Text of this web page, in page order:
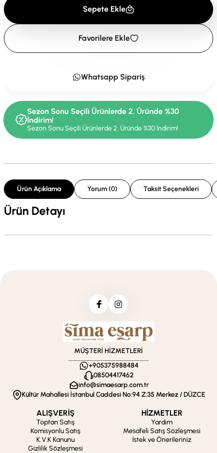
Sepete Ekle
Favorilere Ekle
Whatsapp Sipariş
Sezon Sonu Seçili Ürünlerde 2. Üründe %30
İndirim!
Sezon Sonu Seçili Ürünlerde 2. Üründe %30 İndirim!
Ürün Açıklama Yorum (0) Taksit Seçenekleri
Ürün Detayı
MÜŞTERİ HİZMETLERİ
+905375988484
08504417462
info@simaesarp.com.tr
Kültür Mahallesi İstanbul Caddesi No:94 Z:35 Merkez / DÜZCE
ALIŞVERİŞ
Toptan Satış
Komisyonlu Satış
K.V.K Kanunu
Gizlilik Sözleşmesi
HİZMETLER
Yardım
Mesafeli Satış Sözleşmesi
İstek ve Önerileriniz